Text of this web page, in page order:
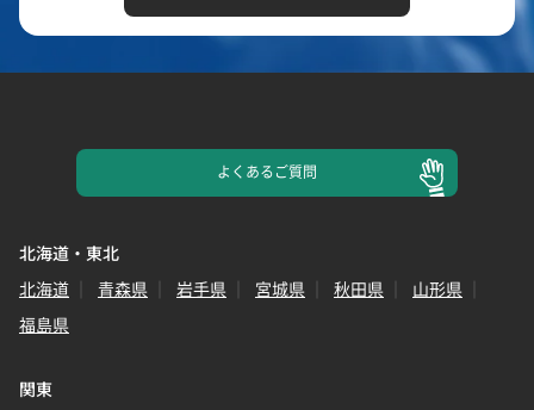
よくあるご質問
北海道・東北
北海道
青森県 岩手県 宮城県 秋田県
山形県
福島県
関東